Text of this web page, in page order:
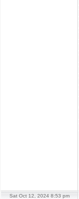
Sat Oct 12, 2024 8:53 pm